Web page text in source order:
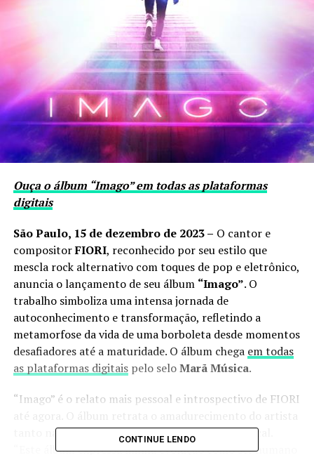
Ouça o álbum “Imago” em todas as plataformas
digitais
São Paulo, 15 de dezembro de 2023 – O cantor e
compositorFIORI, reconhecido por seu estilo que
mescla rock alternativo com toques de pop e eletrônico,
anuncia o lançamento de seu álbum “Imago”. O
trabalho simboliza uma intensa jornada de
autoconhecimento e transformação, refletindo a
metamorfose da vida de uma borboleta desde momentos
desafiadores até a maturidade. O álbum chega em todas
as plataformas digitaispelo seloMarã Música.
“Imago” é o relato mais pessoal e introspectivo de FIORI
tanto na vida pessoal quanto na expressão musical.
“Este álbum expressa minha evolução como ser humano
CONTINUE LENDO